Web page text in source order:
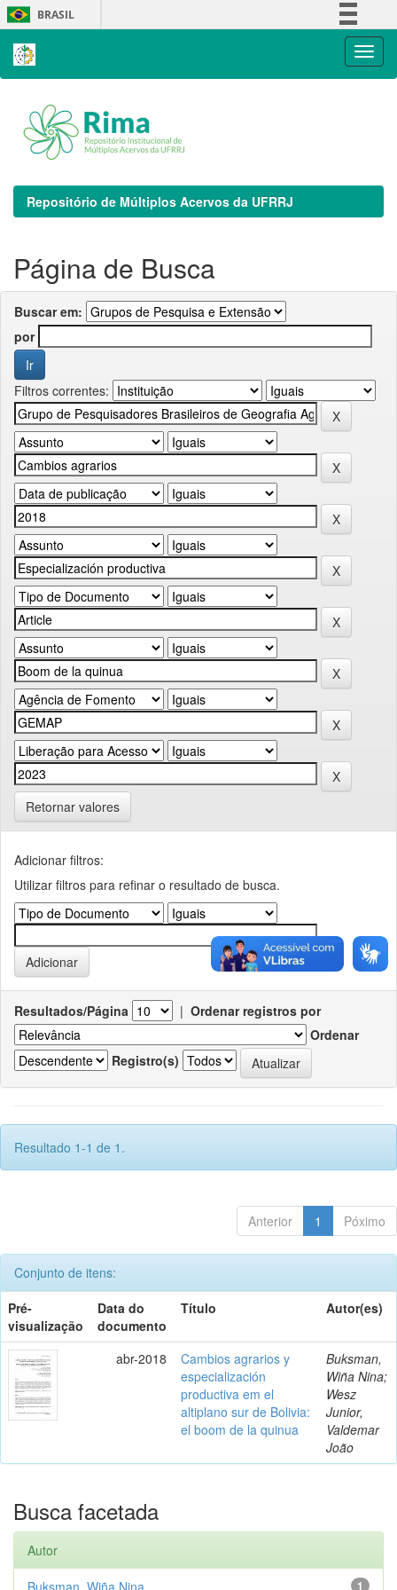
Skip
navigation
BRASIL
Repositório de Múltiplos Acervos da UFRRJ
Página de Busca
Buscar em:
por
Filtros correntes:
Retornar valores
Adicionar filtros:
Utilizar filtros para refinar o resultado de busca.
Resultados/Página | Ordenar registros por
Ordenar
Registro(s)
Resultado 1-1 de 1.
Anterior 1 Póximo
Conjunto de itens:
Pré-
visualização
Data do
documento
Título Autor(es)
abr-2018
Cambios agrarios y
especialización
productiva em el
altiplano sur de Bolivia:
el boom de la quinua
Buksman,
Wiña Nina;
Wesz
Junior,
Valdemar
João
Busca facetada
Autor
1
Buksman, Wiña Nina